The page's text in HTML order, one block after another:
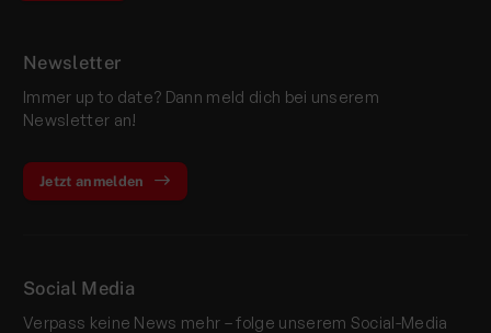
Newsletter
Immer up to date? Dann meld dich bei unserem
Newsletter an!
Jetzt anmelden
Social Media
Verpass keine News mehr – folge unserem Social-Media